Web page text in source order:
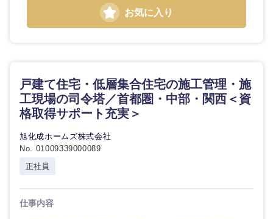
お気に入り
戸建て住宅・低層集合住宅の施工管理・施
工現場の司令塔／首都圏・中部・関西＜資
格取得サポート充実＞
旭化成ホームズ株式会社
No. 01009339000089
正社員
仕事内容